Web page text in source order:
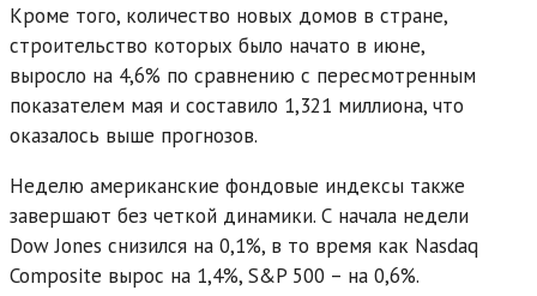
Кроме того, количество новых домов в стране,
строительство которых было начато в июне,
выросло на 4,6% по сравнению с пересмотренным
показателем мая и составило 1,321 миллиона, что
оказалось выше прогнозов.
Неделю американские фондовые индексы также
завершают без четкой динамики. С начала недели
Dow Jones снизился на 0,1%, в то время как Nasdaq
Composite вырос на 1,4%, S&P 500 – на 0,6%.